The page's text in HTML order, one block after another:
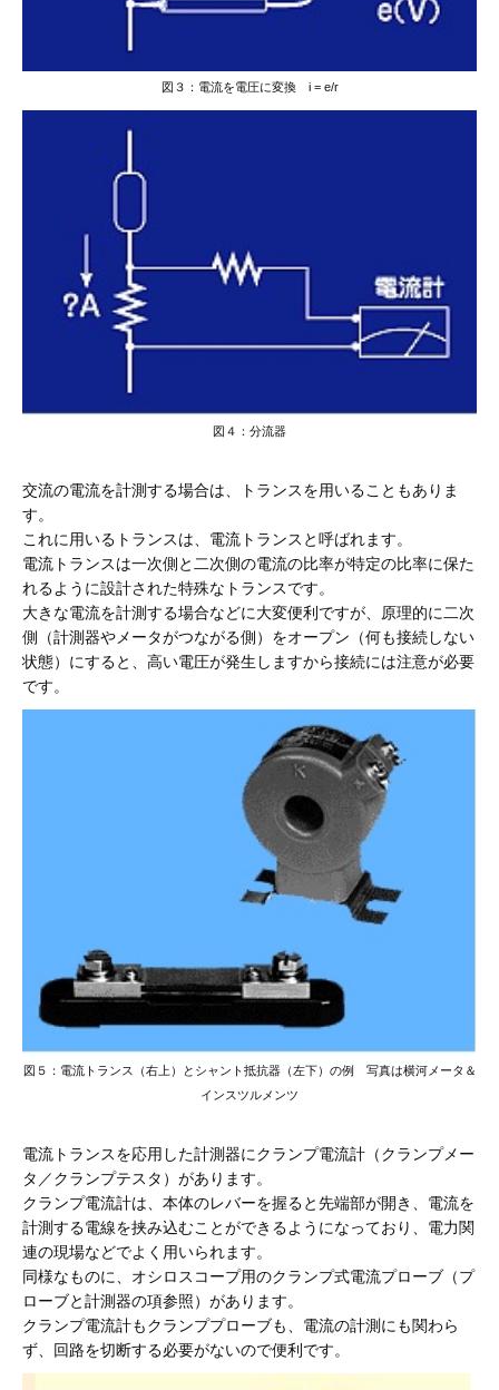
図３：電流を電圧に変換 i = e/r
図４：分流器
交流の電流を計測する場合は、トランスを用いることもありま
す。
これに用いるトランスは、電流トランスと呼ばれます。
電流トランスは一次側と二次側の電流の比率が特定の比率に保た
れるように設計された特殊なトランスです。
大きな電流を計測する場合などに大変便利ですが、原理的に二次
側（計測器やメータがつながる側）をオープン（何も接続しない
状態）にすると、高い電圧が発生しますから接続には注意が必要
です。
図５：電流トランス（右上）とシャント抵抗器（左下）の例 写真は横河メータ＆
インスツルメンツ
電流トランスを応用した計測器にクランプ電流計（クランプメー
タ／クランプテスタ）があります。
クランプ電流計は、本体のレバーを握ると先端部が開き、電流を
計測する電線を挟み込むことができるようになっており、電力関
連の現場などでよく用いられます。
同様なものに、オシロスコープ用のクランプ式電流プローブ（プ
ローブと計測器の項参照）があります。
クランプ電流計もクランププローブも、電流の計測にも関わら
ず、回路を切断する必要がないので便利です。